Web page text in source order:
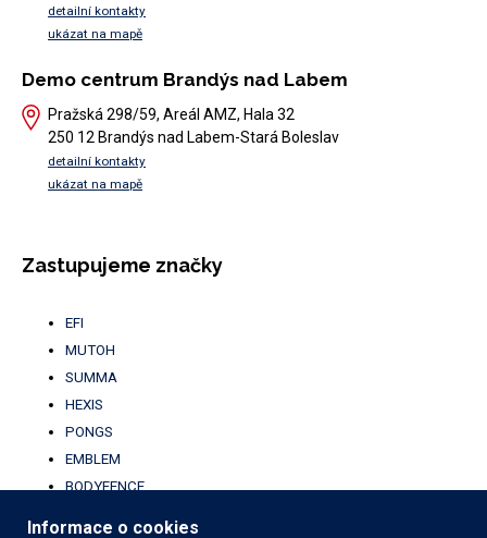
detailní kontakty
ukázat na mapě
Demo centrum Brandýs nad Labem
Pražská 298/59, Areál AMZ, Hala 32
250 12 Brandýs nad Labem-Stará Boleslav
detailní kontakty
ukázat na mapě
Zastupujeme značky
EFI
MUTOH
SUMMA
HEXIS
PONGS
EMBLEM
BODYFENCE
Informace o cookies